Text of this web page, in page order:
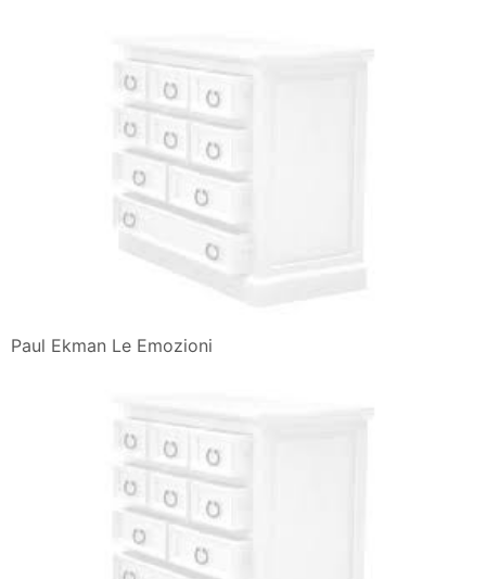
Paul Ekman Le Emozioni